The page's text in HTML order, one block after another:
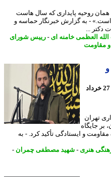
روحیه پایداری که سال هاست
- به گزارش خبرنگار حماسه و
...
العظمی خامنه ای- رییس شورای
- چهارشنبه 27 خرداد
و ایستادگی تأکید کرد. - به
هنری- شهید مصطفی چمران-